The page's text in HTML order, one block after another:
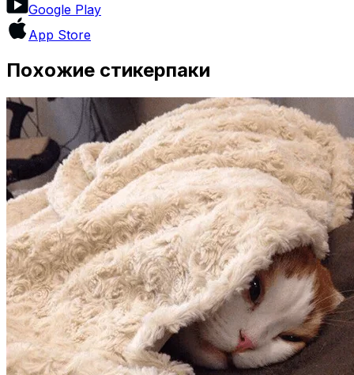
Google Play
App Store
Похожие стикерпаки